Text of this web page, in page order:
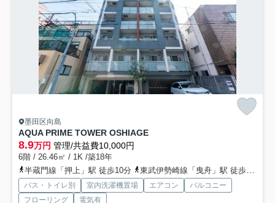
墨田区向島
AQUA PRIME TOWER OSHIAGE
8.9万円 管理/共益費10,000円
6階 / 26.46㎡ / 1K /築18年
半蔵門線「押上」駅 徒歩10分
東武伊勢崎線「曳舟」駅 徒歩10分
バス・トイレ別 室内洗濯機置場 エアコン
バルコニー
フローリング
電気有